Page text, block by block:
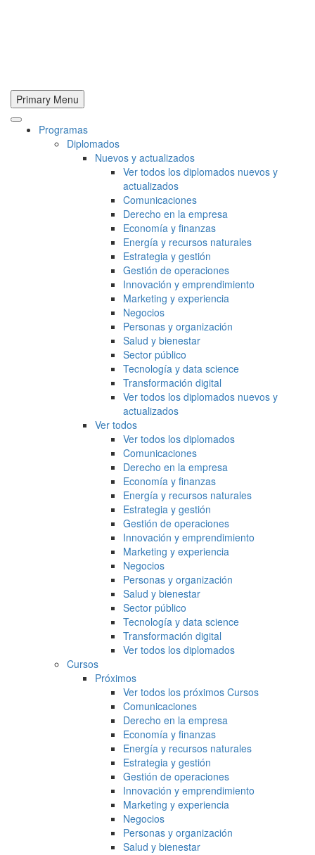
Primary Menu
Programas
Diplomados
Nuevos y actualizados
Ver todos los diplomados nuevos y
actualizados
Comunicaciones
Derecho en la empresa
Economía y finanzas
Energía y recursos naturales
Estrategia y gestión
Gestión de operaciones
Innovación y emprendimiento
Marketing y experiencia
Negocios
Personas y organización
Salud y bienestar
Sector público
Tecnología y data science
Transformación digital
Ver todos los diplomados nuevos y
actualizados
Ver todos
Ver todos los diplomados
Comunicaciones
Derecho en la empresa
Economía y finanzas
Energía y recursos naturales
Estrategia y gestión
Gestión de operaciones
Innovación y emprendimiento
Marketing y experiencia
Negocios
Personas y organización
Salud y bienestar
Sector público
Tecnología y data science
Transformación digital
Ver todos los diplomados
Cursos
Próximos
Ver todos los próximos Cursos
Comunicaciones
Derecho en la empresa
Economía y finanzas
Energía y recursos naturales
Estrategia y gestión
Gestión de operaciones
Innovación y emprendimiento
Marketing y experiencia
Negocios
Personas y organización
Salud y bienestar